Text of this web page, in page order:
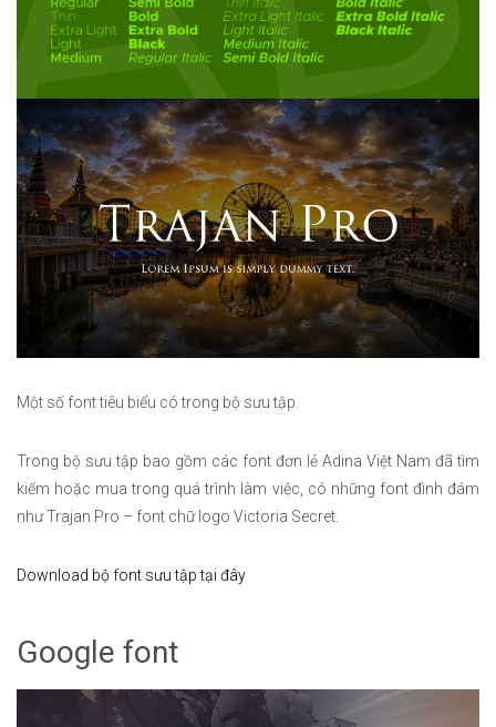
Một số font tiêu biểu có trong bộ sưu tập.
Trong bộ sưu tập bao gồm các font đơn lẻ Adina Việt Nam đã tìm
kiếm hoặc mua trong quá trình làm việc, có những font đình đám
như Trajan Pro – font chữ logo Victoria Secret.
Download bộ font sưu tập tại đây
Google font